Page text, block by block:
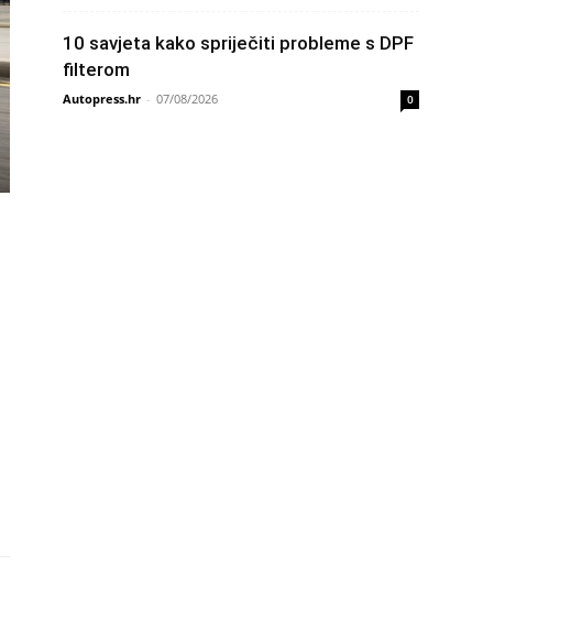
10 savjeta kako spriječiti probleme s DPF
filterom
Autopress.hr - 07/08/2026 0